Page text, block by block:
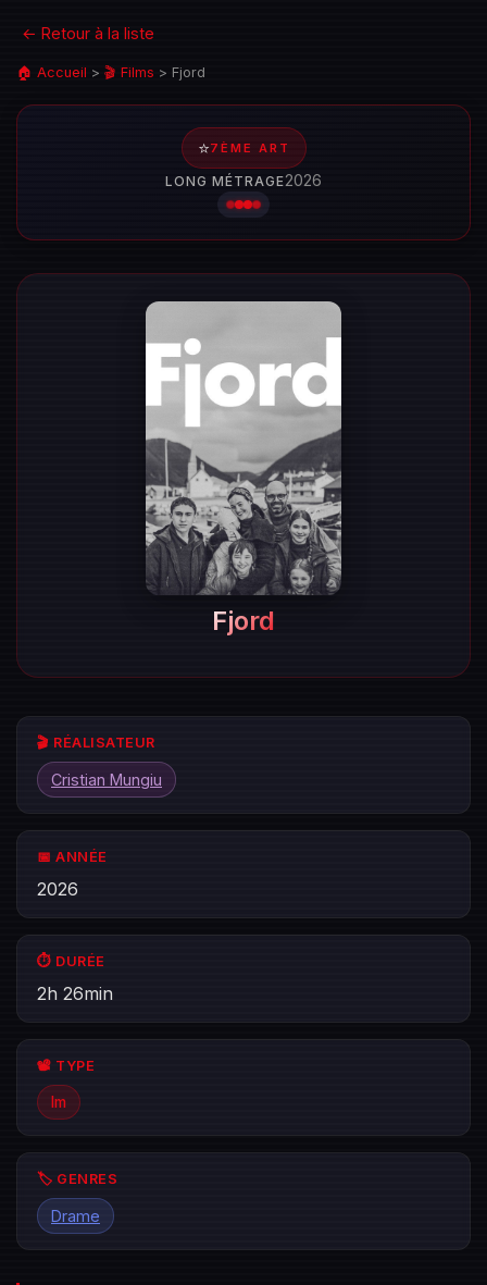
← Retour à la liste
🏠 Accueil > 🎬 Films > Fjord
⭐7ÈME ART
LONG MÉTRAGE2026
Fjord
🎬 RÉALISATEUR
Cristian Mungiu
📅 ANNÉE
2026
⏱️ DURÉE
2h 26min
📽️ TYPE
lm
🏷️ GENRES
Drame